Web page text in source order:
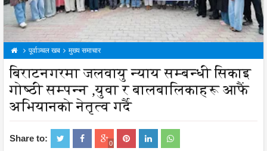
पूर्वाञ्चल खब मुख्य समाचार
बिराटनगरमा जलवायु न्याय सम्बन्धी सिकाइ
गोष्ठी सम्पन्न ,युवा र बालबालिकाहरू आफैं
अभियानको नेतृत्व गर्दै
Share to: 0